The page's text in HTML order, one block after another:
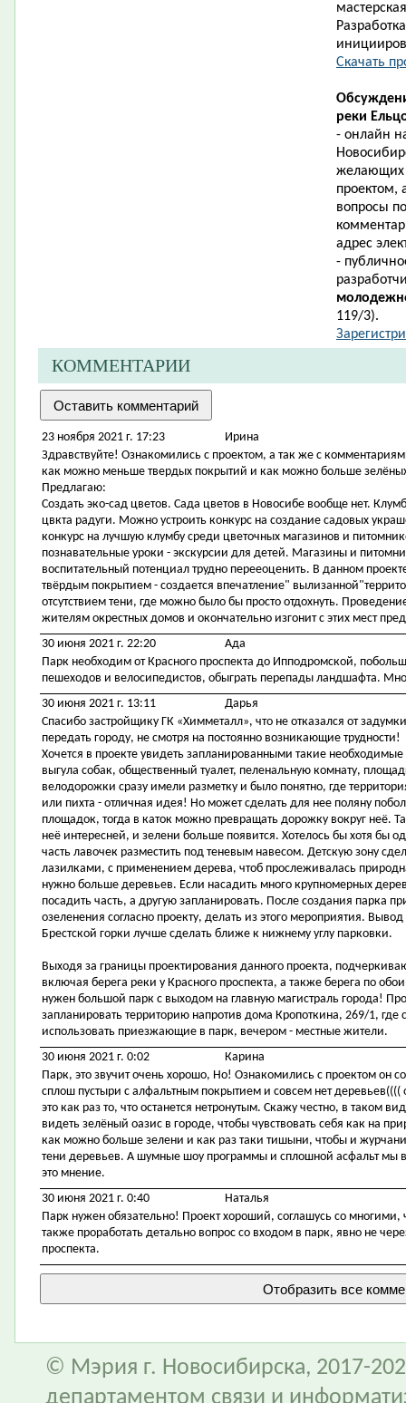
Скачать
реки
- онлайн
желающих
проектом,
вопросы
адрес
-
119/3).
КОММЕНТАРИИ
23 ноября 2021 г. 17:23
Ирина
Здравствуйте! Ознакомились с проектом, а так же с
как можно меньше твердых покрытий и как можно больше
Предлагаю:
Создать эко-сад цветов. Сада цветов в Новосибе вообще нет.
цвкта радуги. Можно устроить конкурс на создание садовых
конкурс на лучшую клумбу среди цветочных магазинов и
познавательные уроки - экскурсии для детей. Магазины и
воспитательный потенциал трудно перееоценить. В данном
твёрдым покрытием - создается впечатление"
отсутствием тени, где можно было бы просто отдохнуть.
жителям окрестных домов и окончательно изгонит с этих мест
30 июня 2021 г. 22:20
Ада
Парк необходим от Красного проспекта до Ипподромской,
пешеходов и велосипедистов, обыграть перепады ландшафта.
30 июня 2021 г. 13:11
Дарья
Спасибо застройщику ГК «Химметалл», что не отказался от
передать городу, не смотря на постоянно возникающие трудности!
Хочется в проекте увидеть запланированными такие
выгула собак, общественный туалет, пеленальную комнату,
велодорожки сразу имели разметку и было понятно, где
или пихта - отличная идея! Но может сделать для нее поляну
площадок, тогда в каток можно превращать дорожку вокруг неё.
неё интересней, и зелени больше появится. Хотелось бы хотя бы
часть лавочек разместить под теневым навесом. Детскую зону
лазилками, с применением дерева, чтоб прослеживалась
нужно больше деревьев. Если насадить много крупномерных
посадить часть, а другую запланировать. После создания парка
озеленения согласно проекту, делать из этого мероприятия.
Брестской горки лучше сделать ближе к нижнему углу парковки.
Выходя за границы проектирования данного проекта,
включая берега реки у Красного проспекта, а также берега по
нужен большой парк с выходом на главную магистраль города!
запланировать территорию напротив дома Кропоткина, 269/1,
использовать приезжающие в парк, вечером - местные жители.
30 июня 2021 г. 0:02
Карина
Парк, это звучит очень хорошо, Но! Ознакомились с проектом он
сплош пустыри с алфальтным покрытием и совсем нет
это как раз то, что останется нетронутым. Скажу честно, в таком
видеть зелёный оазис в городе, чтобы чувствовать себя как на
как можно больше зелени и как раз таки тишыни, чтобы и
тени деревьев. А шумные шоу программы и сплошной асфальт мы
это мнение.
30 июня 2021 г. 0:40
Наталья
Парк нужен обязательно! Проект хороший, соглашусь со
также проработать детально вопрос со входом в парк, явно не
проспекта.
© Мэрия г. Новосибирска, 2017-
департаментом связи и